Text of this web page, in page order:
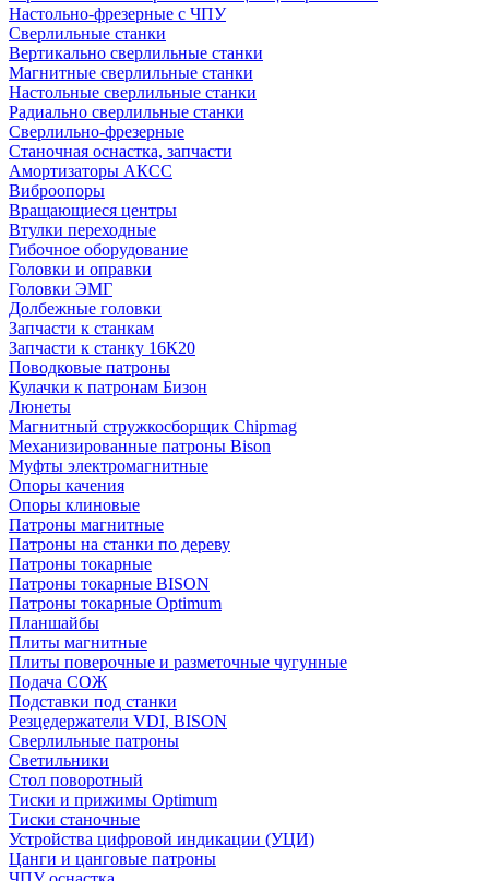
Настольно-фрезерные с ЧПУ
Сверлильные станки
Вертикально сверлильные станки
Магнитные сверлильные станки
Настольные сверлильные станки
Радиально сверлильные станки
Сверлильно-фрезерные
Станочная оснастка, запчасти
Амортизаторы АКСС
Виброопоры
Вращающиеся центры
Втулки переходные
Гибочное оборудование
Головки и оправки
Головки ЭМГ
Долбежные головки
Запчасти к станкам
Запчасти к станку 16К20
Поводковые патроны
Кулачки к патронам Бизон
Люнеты
Магнитный стружкосборщик Chipmag
Механизированные патроны Bison
Муфты электромагнитные
Опоры качения
Опоры клиновые
Патроны магнитные
Патроны на станки по дереву
Патроны токарные
Патроны токарные BISON
Патроны токарные Optimum
Планшайбы
Плиты магнитные
Плиты поверочные и разметочные чугунные
Подача СОЖ
Подставки под станки
Резцедержатели VDI, BISON
Сверлильные патроны
Светильники
Стол поворотный
Тиски и прижимы Optimum
Тиски станочные
Устройства цифровой индикации (УЦИ)
Цанги и цанговые патроны